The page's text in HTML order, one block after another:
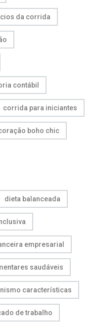
da corrida
contábil
corrida para iniciantes
boho chic
dieta balanceada
empresarial
saudáveis
características
de trabalho